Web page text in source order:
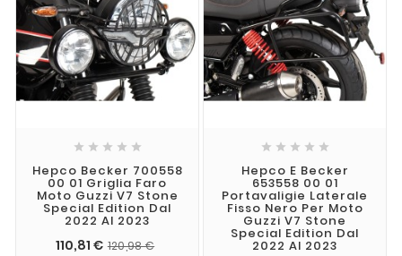
    
Hepco Becker 700558
00 01 Griglia Faro
Moto Guzzi V7 Stone
Special Edition Dal
2022 Al 2023
110,81 € 120,98 €
    
Hepco E Becker
653558 00 01
Portavaligie Laterale
Fisso Nero Per Moto
Guzzi V7 Stone
Special Edition Dal
2022 Al 2023